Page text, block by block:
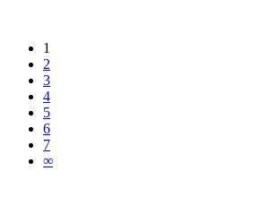
1
2
3
4
5
6
7
∞